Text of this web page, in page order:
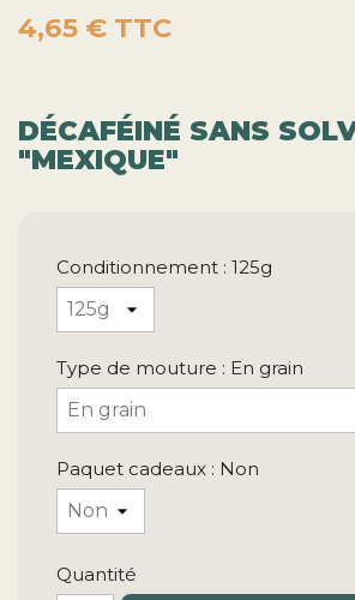
DÉCAFÉINÉ SANS
"MEXIQUE"
Conditionnement : 125g
Quantité